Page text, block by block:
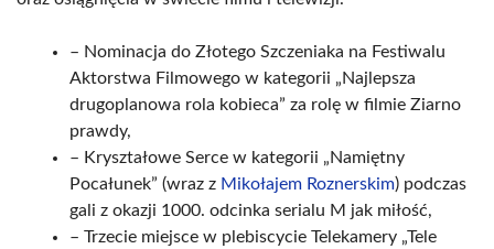
– Nominacja do Złotego Szczeniaka na Festiwalu
Aktorstwa Filmowego w kategorii „Najlepsza
drugoplanowa rola kobieca” za rolę w filmie Ziarno
prawdy,
– Kryształowe Serce w kategorii „Namiętny
Pocałunek” (wraz z Mikołajem Roznerskim) podczas
gali z okazji 1000. odcinka serialu M jak miłość,
– Trzecie miejsce w plebiscycie Telekamery „Tele